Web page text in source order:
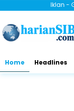
Iklan -
Home Headlines